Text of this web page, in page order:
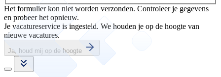
Het formulier kon niet worden verzonden. Controleer je gegevens
en probeer het opnieuw.
Je vacatureservice is ingesteld. We houden je op de hoogte van
nieuwe vacatures.
Ja, houd mij op de hoogte